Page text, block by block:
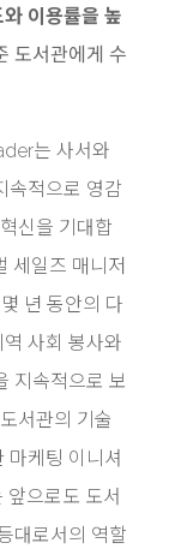
이용률을 높
도서관에게 수
는 사서와
속적으로 영감
신을 기대합
세일즈 매니저
년 동안의 다
사회 봉사와
지속적으로 보
서관의 기술
마케팅 이니셔
앞으로도 도서
대로서의 역할